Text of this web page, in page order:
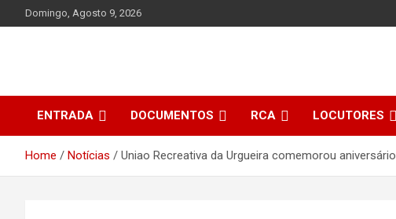
to
Domingo, Agosto 9, 2026
ENTRADA DOCUMENTOS RCA LOCUTORES
Home Notícias Uniao Recreativa da Urgueira comemorou aniversário